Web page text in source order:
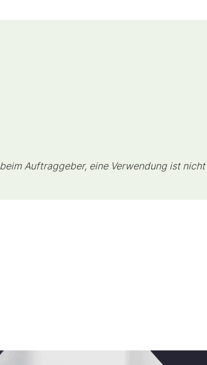
Auftraggeber, eine Verwendung ist